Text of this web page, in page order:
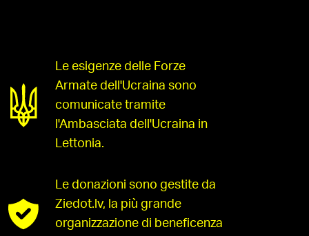
Le esigenze delle Forze
Armate dell'Ucraina sono
comunicate tramite
l'Ambasciata dell'Ucraina in
Lettonia.
Le donazioni sono gestite da
Ziedot.lv, la più grande
organizzazione di beneficenza